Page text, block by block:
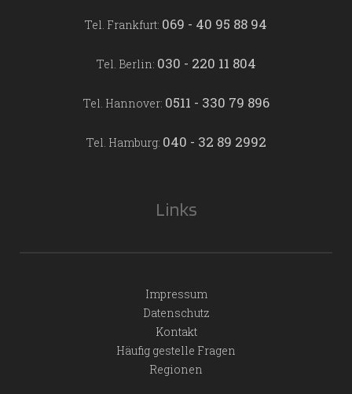
Tel. Frankfurt: 069 - 40 95 88 94
Tel. Berlin: 030 - 220 11 804
Tel. Hannover: 0511 - 330 79 896
Tel. Hamburg: 040 - 32 89 2992
Links
Impressum
Datenschutz
Kontakt
Häufig gestelle Fragen
Regionen